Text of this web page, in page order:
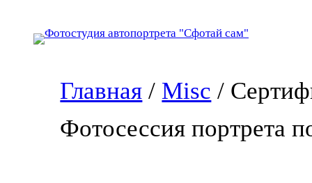
Главная / Misc /
Фотосессия портрета